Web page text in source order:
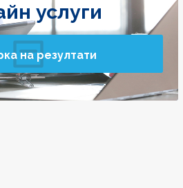
услуги
на резултати